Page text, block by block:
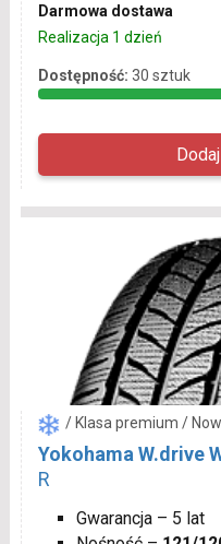
Darmowa dostawa
Realizacja 1 dzień
Dostępność: 30 sztuk
/ Klasa premium /
Yokohama W.drive
R
Gwarancja – 5 lat